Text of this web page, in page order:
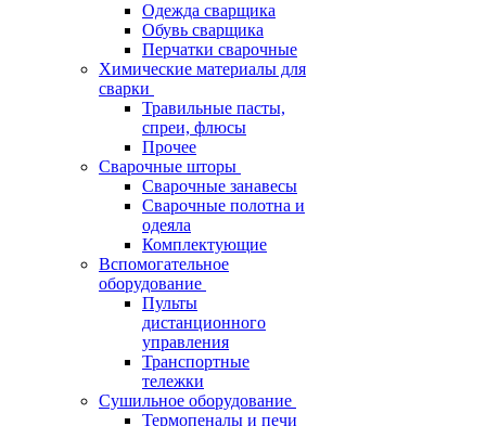
Одежда сварщика
Обувь сварщика
Перчатки сварочные
Химические материалы для
сварки
Травильные пасты,
спреи, флюсы
Прочее
Сварочные шторы
Сварочные занавесы
Сварочные полотна и
одеяла
Комплектующие
Вспомогательное
оборудование
Пульты
дистанционного
управления
Транспортные
тележки
Сушильное оборудование
Термопеналы и печи